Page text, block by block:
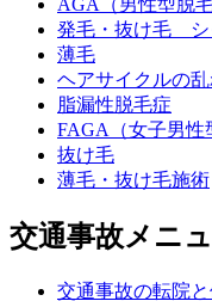
AGA（男性型脱毛
発毛・抜け毛 シ
薄毛
ヘアサイクルの
脂漏性脱毛症
FAGA（女子男性
抜け毛
薄毛・抜け毛施術
交通事故メニ
交通事故の転院